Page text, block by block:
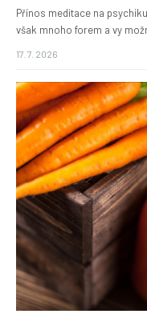
Přínos meditace na
však mnoho forem a vy
17. 7. 2026